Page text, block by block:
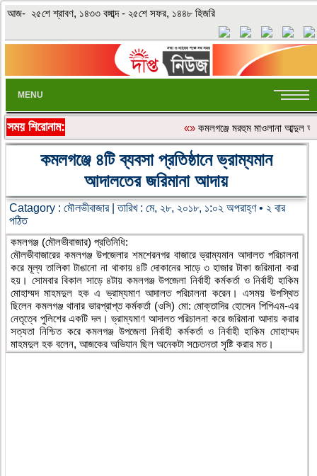
আজ- ২৫শে শ্রাবণ, ১৪৩৩ বঙ্গাব্দ - ২৫শে সফর, ১৪৪৮ হিজরি
MENU
সময় শিরোনাম: «» কমলগঞ্জে মরহুম মাওলানা আব্দুল
কমলগঞ্জে ৪টি ব্যবসা প্রতিষ্ঠানে ভ্রাম্যমান
আদালতের জরিমানা আদায়
Catagory : মৌলভীবাজার| তারিখ : মে, ২৮, ২০১৮, ১:০২ অপরাহ্ণ • ২ বার
পঠিত
কমলগঞ্জ (মৌলভীবাজার) প্রতিনিধি:
মৌলভীবাজারের কমলগঞ্জ উপজেলার শমশেরনগর বাজারে ভ্রাম্যমান আদালত পরিচালনা
করে মূল্য তালিকা টাঙানো না থাকায় ৪টি দোকানের সাড়ে ৩ হাজার টাকা জরিমানা করা
হয়। সোমবার বিকাল সাড়ে ৪টায় কমলগঞ্জ উপজেলা নির্বাহী কর্মকর্তা ও নির্বাহী হাকিম
মোহাম্মদ মাহমদুল হক এ ভ্রাম্যমাণ আদালত পরিচালনা করেন। এসময় উপস্থিত
ছিলেন কমলগঞ্জ থানার ভারপ্রাপ্ত কর্মকর্তা (ওসি) মো: মোক্তাদির হোসেন পিপিএম-এর
নেতৃত্বে পুলিশের একটি দল। ভ্রাম্যমাণ আদালত পরিচালনা করে জরিমানা আদায় করার
সত্যতা নিশ্চিত করে কমলগঞ্জ উপজেলা নির্বাহী কর্মকর্তা ও নির্বাহী হাকিম মোহাম্মদ
মাহমদুল হক বলেন, আজকের অভিযান ছিল অনেকটা সচেতনতা সৃষ্টি করার মত।